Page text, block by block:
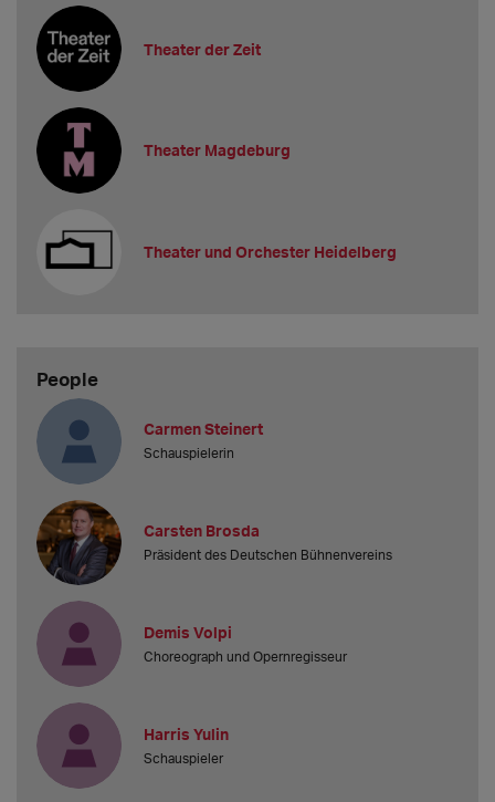
Theater der Zeit
Theater Magdeburg
Theater und Orchester Heidelberg
People
Carmen Steinert
Schauspielerin
Carsten Brosda
Präsident des Deutschen Bühnenvereins
Demis Volpi
Choreograph und Opernregisseur
Harris Yulin
Schauspieler